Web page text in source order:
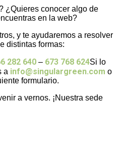
¿Quieres conocer algo de
en la web?
y te ayudaremos a resolver
distintas formas:
282 640 – 673 768 624Si lo
a info@singulargreen.com o
formulario.
a vernos. ¡Nuestra sede